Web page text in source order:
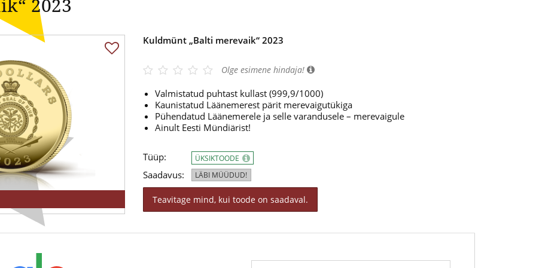
2023
Kuldmünt „Balti merevaik“ 2023
Olge esimene hindaja!
Valmistatud puhtast kullast (999,9/1000)
Kaunistatud Läänemerest pärit merevaigutükiga
Pühendatud Läänemerele ja selle varandusele – merevaigule
Ainult Eesti Mündiärist!
Tüüp:
Saadavus:
ÜKSIKTOODE
LÄBI MÜÜDUD!
Teavitage mind, kui toode on saadaval.